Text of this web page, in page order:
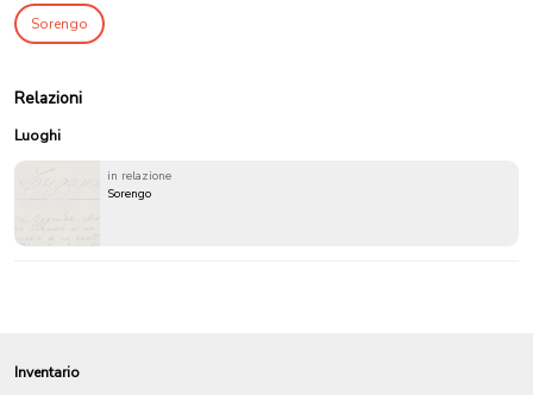
Sorengo
Relazioni
Luoghi
in relazione
Sorengo
Inventario